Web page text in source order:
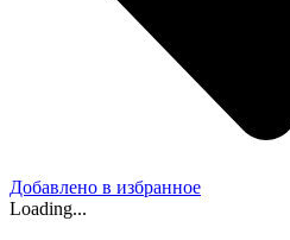
Добавлено в избранное
Loading...